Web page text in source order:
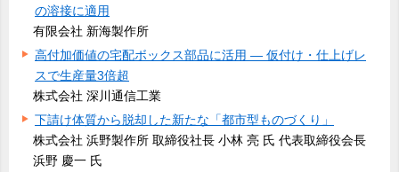
の溶接に適用
有限会社 新海製作所
高付加価値の宅配ボックス部品に活用 ― 仮付け・仕上げレ
スで生産量3倍超
株式会社 深川通信工業
下請け体質から脱却した新たな「都市型ものづくり」
株式会社 浜野製作所 取締役社長 小林 亮 氏 代表取締役会長
浜野 慶一 氏